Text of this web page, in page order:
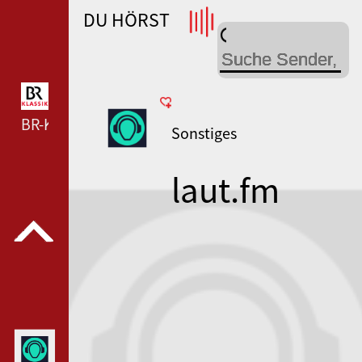
WDR 4 --- WDR 4 ---
BR-KLASSIK --- BR-KLASSIK ---
DU HÖRST
Sonstiges
laut.fm